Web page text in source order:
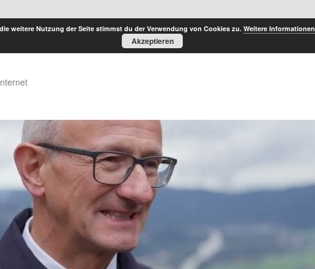
weitere Nutzung der Seite stimmst du der Verwendung von Cookies zu. Weitere Informationen
Akzeptieren